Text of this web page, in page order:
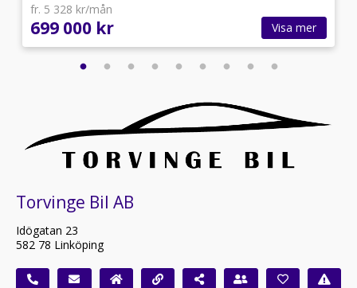
fr. 5 328 kr/mån
699 000 kr Visa mer
Torvinge Bil AB
Idögatan 23
582 78 Linköping